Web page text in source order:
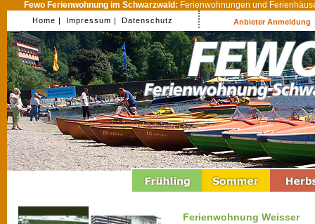
Fewo Ferienwohnung im Schwarzwald: Ferienwohnungen und
Home | Impressum | Datenschutz Anbieter Anmeldung
Ferienwohnung Weisser